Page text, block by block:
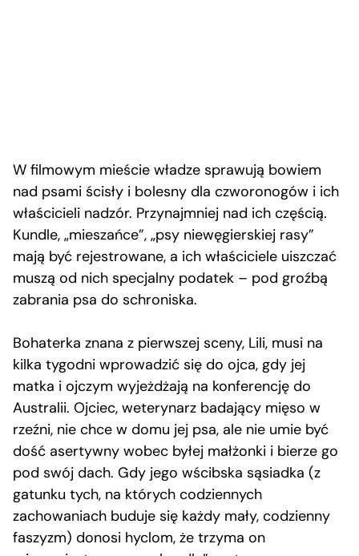
W filmowym mieście władze sprawują bowiem
nad psami ścisły i bolesny dla czworonogów i ich
właścicieli nadzór. Przynajmniej nad ich częścią.
Kundle, „mieszańce”, „psy niewęgierskiej rasy”
mają być rejestrowane, a ich właściciele uiszczać
muszą od nich specjalny podatek – pod groźbą
zabrania psa do schroniska.
Bohaterka znana z pierwszej sceny, Lili, musi na
kilka tygodni wprowadzić się do ojca, gdy jej
matka i ojczym wyjeżdżają na konferencję do
Australii. Ojciec, weterynarz badający mięso w
rzeźni, nie chce w domu jej psa, ale nie umie być
dość asertywny wobec byłej małżonki i bierze go
pod swój dach. Gdy jego wścibska sąsiadka (z
gatunku tych, na których codziennych
zachowaniach buduje się każdy mały, codzienny
faszyzm) donosi hyclom, że trzyma on